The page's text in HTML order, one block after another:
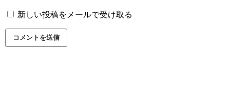
新しい投稿をメールで受け取る